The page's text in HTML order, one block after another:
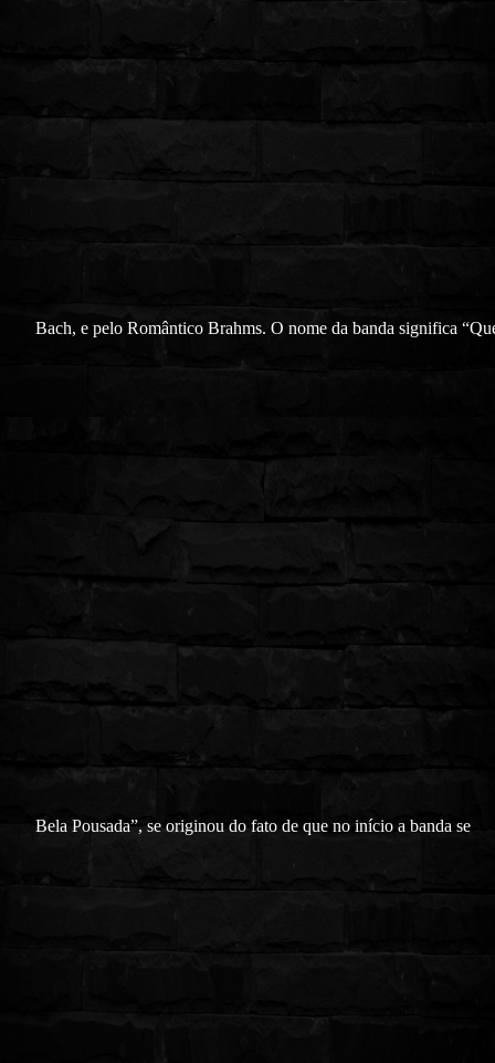
Bach, e pelo Romântico Brahms. O nome da banda significa
Bela Pousada”, se originou do fato de que no início a banda se